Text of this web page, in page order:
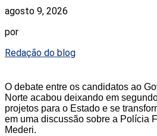
agosto 9, 2026
por
Redação do blog
O debate entre os candidatos ao
Norte acabou deixando em
projetos para o Estado e se
em uma discussão sobre a Polícia
Mederi.